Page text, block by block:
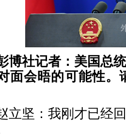
博社记者：美国总
面会晤的可能性。
坚：我刚才已经回